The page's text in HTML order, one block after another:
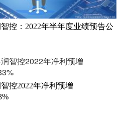
控：2022年半年度业绩预告公
控2022年净利预增